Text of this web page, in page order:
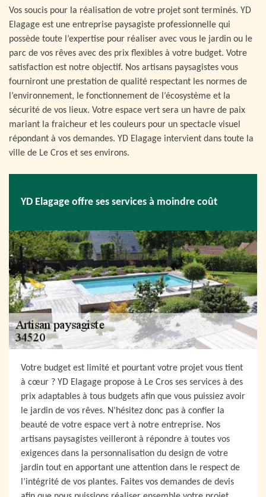
Vos soucis pour la réalisation de votre projet sont terminés. YD
Elagage est une entreprise paysagiste professionnelle qui
possède toute l’expertise pour réaliser avec vous le jardin ou le
parc de vos rêves avec des prix flexibles à votre budget. Votre
satisfaction est notre objectif. Nos artisans paysagistes vous
fourniront une prestation de qualité respectant les normes de
l’environnement, le fonctionnement de l’écosystème et la
sécurité de vos lieux. Votre espace vert sera un havre de paix
mariant la fraicheur et les couleurs pour un spectacle visuel
répondant à vos demandes. YD Elagage intervient dans toute la
ville de Le Cros et ses environs.
YD Elagage offre ses services à moindre coût
Votre budget est limité et pourtant votre projet vous tient
à cœur ? YD Elagage propose à Le Cros ses services à des
prix adaptables à tous budgets afin que vous puissiez avoir
le jardin de vos rêves. N’hésitez donc pas à confier la
beauté de votre espace vert à notre entreprise. Nos
artisans paysagistes veilleront à répondre à toutes vos
exigences dans la personnalisation du design de votre
jardin tout en apportant une attention dans le respect de
l’intégrité de vos plantes. Faites vos demandes de devis